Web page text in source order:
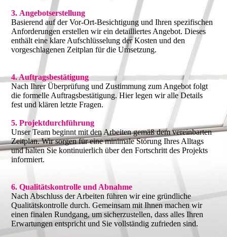
3. Angebotserstellung
Basierend auf der Vor-Ort-Besichtigung und Ihren spezifischen
Anforderungen erstellen wir ein detailliertes Angebot. Dieses
enthält eine klare Aufschlüsselung der Kosten und den
vorgeschlagenen Zeitplan für die Umsetzung.
4. Auftragsbestätigung
Nach Ihrer Überprüfung und Zustimmung zum Angebot folgt
die formelle Auftragsbestätigung. Hier legen wir alle Details
fest und klären letzte Fragen.
5. Projektdurchführung
Unser Team beginnt mit den Arbeiten gemäß dem vereinbarten
Zeitplan. Wir sorgen für eine minimale Störung Ihres Alltags
und halten Sie kontinuierlich über den Fortschritt des Projekts
informiert.
6. Qualitätskontrolle und Abnahme
Nach Abschluss der Arbeiten führen wir eine gründliche
Qualitätskontrolle durch. Gemeinsam mit Ihnen machen wir
einen finalen Rundgang, um sicherzustellen, dass alles Ihren
Erwartungen entspricht und Sie vollständig zufrieden sind.